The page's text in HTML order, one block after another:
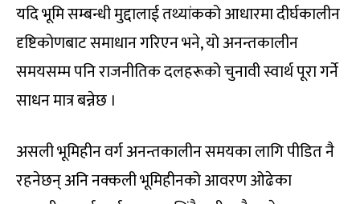
यदि भूमि सम्बन्धी मुद्दालाई तथ्यांकको आधारमा दीर्घकालीन
दृष्टिकोणबाट समाधान गरिएन भने, यो अनन्तकालीन
समयसम्म पनि राजनीतिक दलहरूको चुनावी स्वार्थ पूरा गर्ने
साधन मात्र बन्नेछ ।
असली भूमिहीन वर्ग अनन्तकालीन समयका लागि पीडित नै
रहनेछन् अनि नक्कली भूमिहीनको आवरण ओढेका